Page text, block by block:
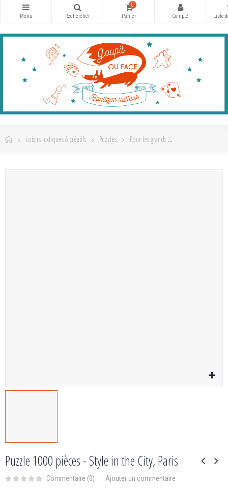
0
Loisirs ludiques & créatifs Puzzles Pour les grands
Puzzle 1000 pièces - Style in the City, Paris
Commentaire (0) Ajouter un commentaire